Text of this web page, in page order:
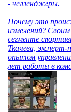
- челленджеры.
Почему это
изменений?
сегменте
Ткачева,
опытом
лет работы в